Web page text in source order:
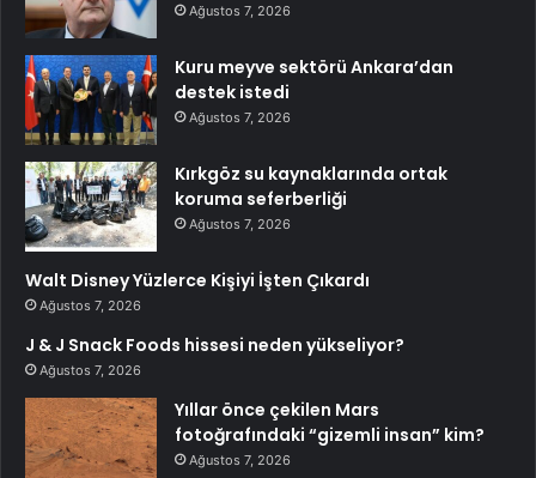
Ağustos 7, 2026
Kuru meyve sektörü Ankara’dan
destek istedi
Ağustos 7, 2026
Kırkgöz su kaynaklarında ortak
koruma seferberliği
Ağustos 7, 2026
Walt Disney Yüzlerce Kişiyi İşten Çıkardı
Ağustos 7, 2026
J & J Snack Foods hissesi neden yükseliyor?
Ağustos 7, 2026
Yıllar önce çekilen Mars
fotoğrafındaki “gizemli insan” kim?
Ağustos 7, 2026